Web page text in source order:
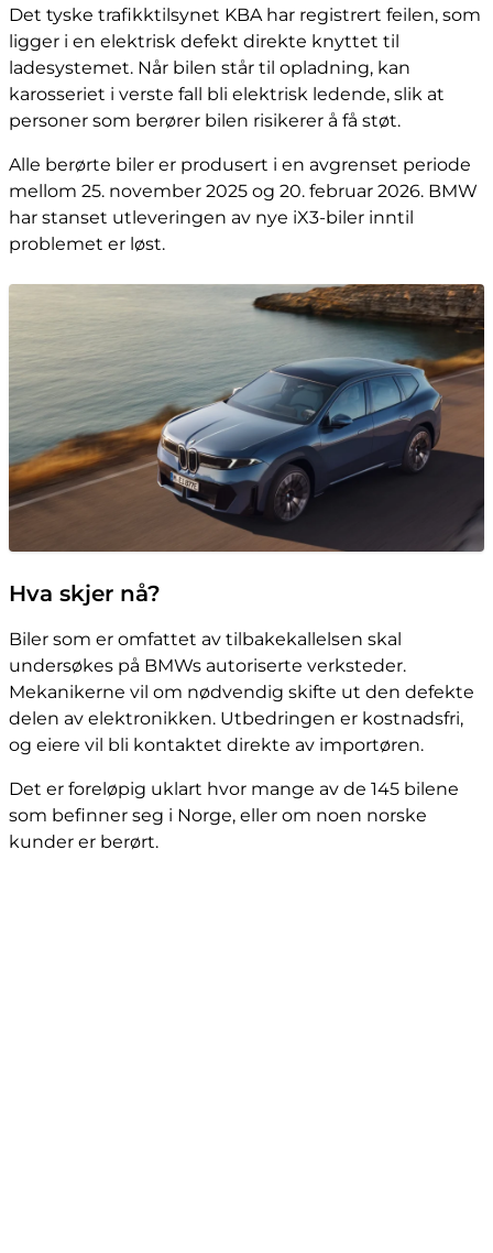
Det tyske trafikktilsynet KBA har registrert feilen, som
ligger i en elektrisk defekt direkte knyttet til
ladesystemet. Når bilen står til opladning, kan
karosseriet i verste fall bli elektrisk ledende, slik at
personer som berører bilen risikerer å få støt.
Alle berørte biler er produsert i en avgrenset periode
mellom 25. november 2025 og 20. februar 2026. BMW
har stanset utleveringen av nye iX3-biler inntil
problemet er løst.
Hva skjer nå?
Biler som er omfattet av tilbakekallelsen skal
undersøkes på BMWs autoriserte verksteder.
Mekanikerne vil om nødvendig skifte ut den defekte
delen av elektronikken. Utbedringen er kostnadsfri,
og eiere vil bli kontaktet direkte av importøren.
Det er foreløpig uklart hvor mange av de 145 bilene
som befinner seg i Norge, eller om noen norske
kunder er berørt.